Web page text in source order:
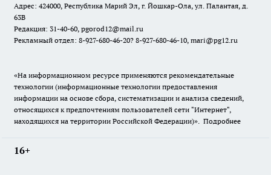
Адрес: 424000, Республика Марий Эл, г. Йошкар-Ола, ул. Палантая, д.
63В
Редакция: 31-40-60, pgorod12@mail.ru
Рекламный отдел: 8-927-680-46-20? 8-927-680-46-10, mari@pg12.ru
«На информационном ресурсе применяются рекомендательные
технологии (информационные технологии предоставления
информации на основе сбора, систематизации и анализа сведений,
относящихся к предпочтениям пользователей сети "Интернет",
находящихся на территории Российской Федерации)». Подробнее
16+